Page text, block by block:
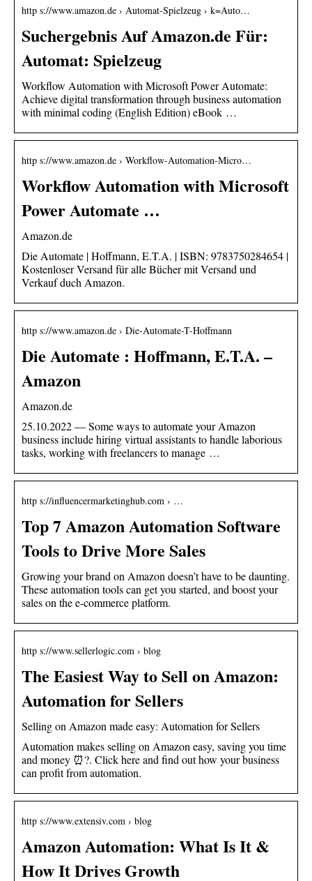
http s://www.amazon.de › Automat-Spielzeug › k=Auto…
Suchergebnis Auf Amazon.de Für:
Automat: Spielzeug
Workflow Automation with Microsoft Power Automate:
Achieve digital transformation through business automation
with minimal coding (English Edition) eBook …
http s://www.amazon.de › Workflow-Automation-Micro…
Workflow Automation with Microsoft
Power Automate …
Amazon.de
Die Automate | Hoffmann, E.T.A. | ISBN: 9783750284654 |
Kostenloser Versand für alle Bücher mit Versand und
Verkauf duch Amazon.
http s://www.amazon.de › Die-Automate-T-Hoffmann
Die Automate : Hoffmann, E.T.A. –
Amazon
Amazon.de
25.10.2022 — Some ways to automate your Amazon
business include hiring virtual assistants to handle laborious
tasks, working with freelancers to manage …
http s://influencermarketinghub.com › …
Top 7 Amazon Automation Software
Tools to Drive More Sales
Growing your brand on Amazon doesn’t have to be daunting.
These automation tools can get you started, and boost your
sales on the e-commerce platform.
http s://www.sellerlogic.com › blog
The Easiest Way to Sell on Amazon:
Automation for Sellers
Selling on Amazon made easy: Automation for Sellers
Automation makes selling on Amazon easy, saving you time
and money ⏰?. Click here and find out how your business
can profit from automation.
http s://www.extensiv.com › blog
Amazon Automation: What Is It &
How It Drives Growth